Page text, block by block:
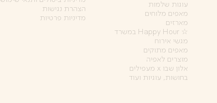
עוגות שלמות
מאפים מלוחים
מארזים
☆ Happy Hour במשרד
מגשי אירוח
מאפים מתוקים
מוצרים לאפיה
אלון שבו x מעפילים
בחושות, עוגיות ועוד
הצהרת נגישות
מדיניות פרטיות